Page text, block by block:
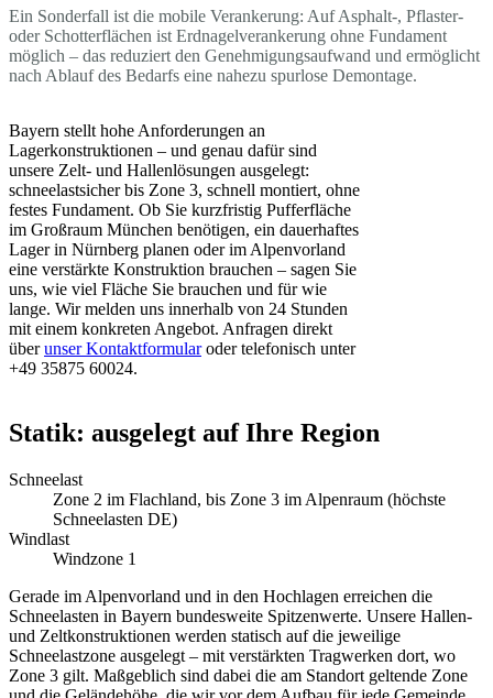
Ein Sonderfall ist die mobile Verankerung: Auf Asphalt-, Pflaster-
oder Schotterflächen ist Erdnagelverankerung ohne Fundament
möglich – das reduziert den Genehmigungsaufwand und ermöglicht
nach Ablauf des Bedarfs eine nahezu spurlose Demontage.
Bayern stellt hohe Anforderungen an
Lagerkonstruktionen – und genau dafür sind
unsere Zelt- und Hallenlösungen ausgelegt:
schneelastsicher bis Zone 3, schnell montiert, ohne
festes Fundament. Ob Sie kurzfristig Pufferfläche
im Großraum München benötigen, ein dauerhaftes
Lager in Nürnberg planen oder im Alpenvorland
eine verstärkte Konstruktion brauchen – sagen Sie
uns, wie viel Fläche Sie brauchen und für wie
lange. Wir melden uns innerhalb von 24 Stunden
mit einem konkreten Angebot. Anfragen direkt
überunser Kontaktformularoder telefonisch unter
+49 35875 60024.
Statik: ausgelegt auf Ihre Region
Schneelast
Zone 2 im Flachland, bis Zone 3 im Alpenraum (höchste
Schneelasten DE)
Windlast
Windzone 1
Gerade im Alpenvorland und in den Hochlagen erreichen die
Schneelasten in Bayern bundesweite Spitzenwerte. Unsere Hallen-
und Zeltkonstruktionen werden statisch auf die jeweilige
Schneelastzone ausgelegt – mit verstärkten Tragwerken dort, wo
Zone 3 gilt. Maßgeblich sind dabei die am Standort geltende Zone